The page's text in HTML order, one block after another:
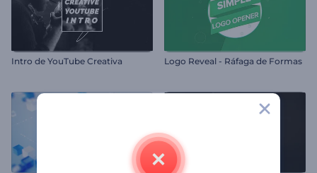
Intro de YouTube Creativa Logo Reveal - Ráfaga de Formas